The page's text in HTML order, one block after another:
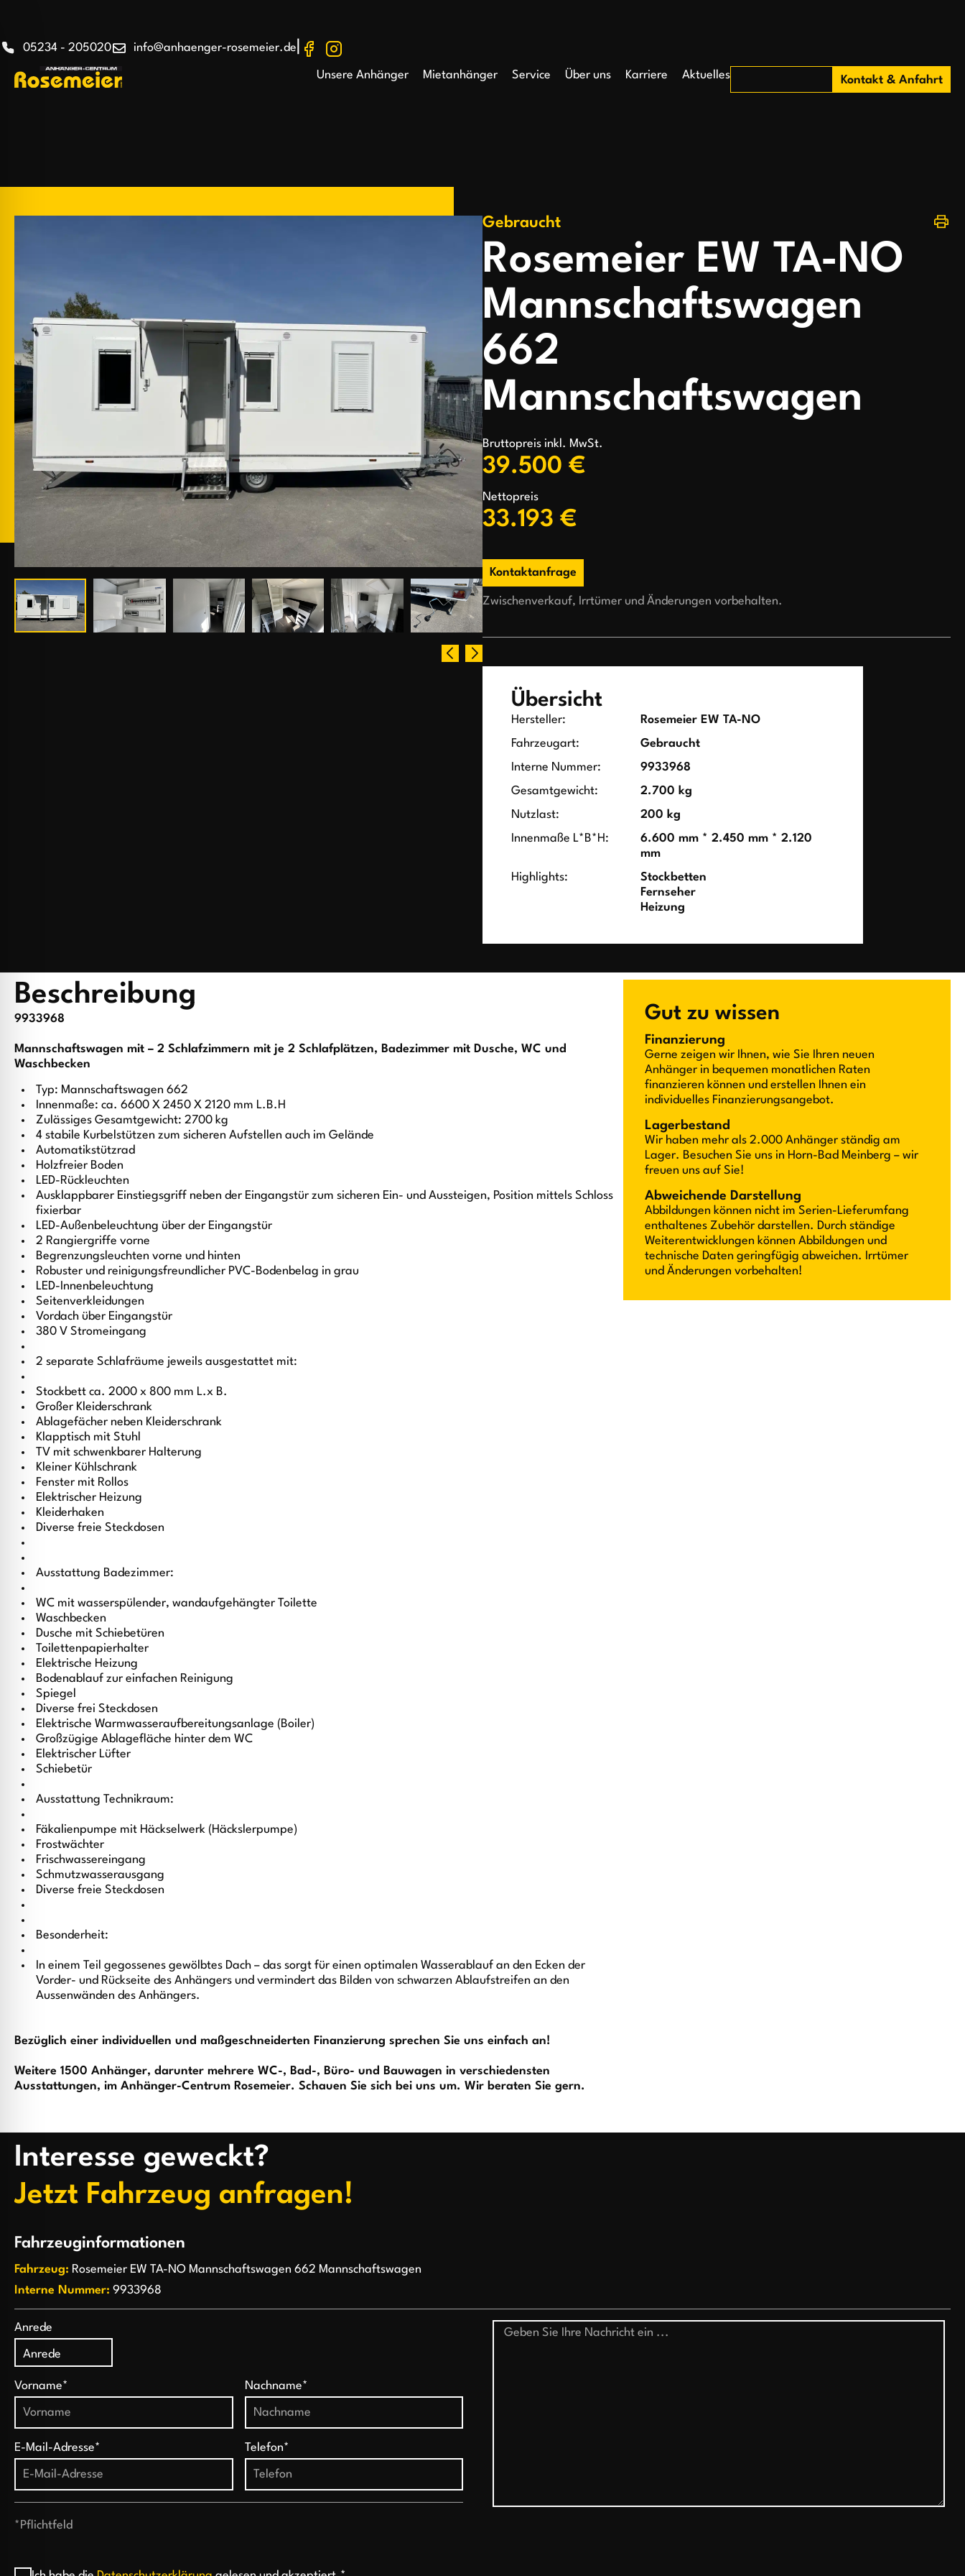
05234 - 205020 info@anhaenger-rosemeier.de
Unsere Anhänger Mietanhänger Service Über uns Karriere Aktuelles Kontakt & Anfahrt
Gebraucht
Rosemeier EW TA-NO
Mannschaftswagen
662
Mannschaftswagen
Bruttopreis inkl. MwSt.
39.500 €
Nettopreis
33.193 €
Kontaktanfrage
Zwischenverkauf, Irrtümer und Änderungen vorbehalten.
Übersicht
Hersteller:
Rosemeier EW TA-NO
Fahrzeugart:
Gebraucht
Interne Nummer:
9933968
Gesamtgewicht:
2.700 kg
Nutzlast:
200 kg
Innenmaße L*B*H:
6.600 mm * 2.450 mm * 2.120
mm
Highlights:
Stockbetten
Fernseher
Heizung
Beschreibung
9933968
Mannschaftswagen mit – 2 Schlafzimmern mit je 2 Schlafplätzen, Badezimmer mit Dusche, WC und
Waschbecken
Typ: Mannschaftswagen 662
Innenmaße: ca. 6600 X 2450 X 2120 mm L.B.H
Zulässiges Gesamtgewicht: 2700 kg
4 stabile Kurbelstützen zum sicheren Aufstellen auch im Gelände
Automatikstützrad
Holzfreier Boden
LED-Rückleuchten
Ausklappbarer Einstiegsgriff neben der Eingangstür zum sicheren Ein- und Aussteigen, Position mittels Schloss
fixierbar
LED-Außenbeleuchtung über der Eingangstür
2 Rangiergriffe vorne
Begrenzungsleuchten vorne und hinten
Robuster und reinigungsfreundlicher PVC-Bodenbelag in grau
LED-Innenbeleuchtung
Seitenverkleidungen
Vordach über Eingangstür
380 V Stromeingang
2 separate Schlafräume jeweils ausgestattet mit:
Stockbett ca. 2000 x 800 mm L.x B.
Großer Kleiderschrank
Ablagefächer neben Kleiderschrank
Klapptisch mit Stuhl
TV mit schwenkbarer Halterung
Kleiner Kühlschrank
Fenster mit Rollos
Elektrischer Heizung
Kleiderhaken
Diverse freie Steckdosen
Ausstattung Badezimmer:
WC mit wasserspülender, wandaufgehängter Toilette
Waschbecken
Dusche mit Schiebetüren
Toilettenpapierhalter
Elektrische Heizung
Bodenablauf zur einfachen Reinigung
Spiegel
Diverse frei Steckdosen
Elektrische Warmwasseraufbereitungsanlage (Boiler)
Großzügige Ablagefläche hinter dem WC
Elektrischer Lüfter
Schiebetür
Ausstattung Technikraum:
Fäkalienpumpe mit Häckselwerk (Häckslerpumpe)
Frostwächter
Frischwassereingang
Schmutzwasserausgang
Diverse freie Steckdosen
Besonderheit:
In einem Teil gegossenes gewölbtes Dach – das sorgt für einen optimalen Wasserablauf an den Ecken der
Vorder- und Rückseite des Anhängers und vermindert das Bilden von schwarzen Ablaufstreifen an den
Aussenwänden des Anhängers.
Bezüglich einer individuellen und maßgeschneiderten Finanzierung sprechen Sie uns einfach an!
Weitere 1500 Anhänger, darunter mehrere WC-, Bad-, Büro- und Bauwagen in verschiedensten
Ausstattungen, im Anhänger-Centrum Rosemeier. Schauen Sie sich bei uns um. Wir beraten Sie gern.
Gut zu wissen
Finanzierung
Gerne zeigen wir Ihnen, wie Sie Ihren neuen
Anhänger in bequemen monatlichen Raten
finanzieren können und erstellen Ihnen ein
individuelles Finanzierungsangebot.
Lagerbestand
Wir haben mehr als 2.000 Anhänger ständig am
Lager. Besuchen Sie uns in Horn-Bad Meinberg – wir
freuen uns auf Sie!
Abweichende Darstellung
Abbildungen können nicht im Serien-Lieferumfang
enthaltenes Zubehör darstellen. Durch ständige
Weiterentwicklungen können Abbildungen und
technische Daten geringfügig abweichen. Irrtümer
und Änderungen vorbehalten!
Interesse geweckt?
Jetzt Fahrzeug anfragen!
Fahrzeuginformationen
Fahrzeug: Rosemeier EW TA-NO Mannschaftswagen 662 Mannschaftswagen
Interne Nummer: 9933968
Anrede
Vorname* Nachname*
E-Mail-Adresse* Telefon*
*Pflichtfeld